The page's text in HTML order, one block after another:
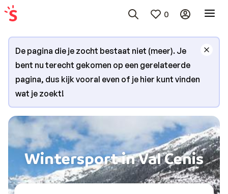
0
De pagina die je zocht bestaat niet (meer). Je
bent nu terecht gekomen op een gerelateerde
pagina, dus kijk vooral even of je hier kunt vinden
wat je zoekt!
Wintersport in Val Cenis